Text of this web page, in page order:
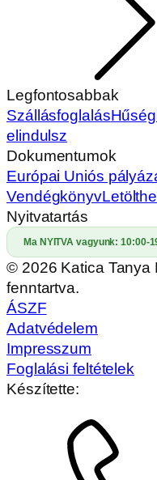
Legfontosabbak
Szállásfoglalás
elindulsz
Dokumentumok
Európai Uniós
Vendégkönyv
Nyitvatartás
Ma NYITVA vagyunk:10:00-
© 2026 Katica Tanya
fenntartva.
ÁSZF
Adatvédelem
Impresszum
Foglalási feltételek
Készítette: